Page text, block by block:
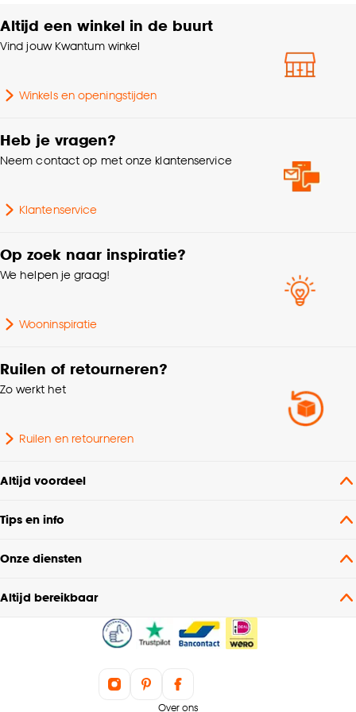
klikken.
Goed om te weten is dat je deze keuze altijd nog
cookieverklaring.
Poolhoogte
Altijd een winkel in de buurt
Vind jouw Kwantum winkel
Winkels en openingstijden
Heb je vragen?
Neem contact op met onze klantenservice
Klantenservice
Op zoek naar inspiratie?
We helpen je graag!
Wooninspiratie
Ruilen of retourneren?
Zo werkt het
Ruilen en retourneren
Altijd voordeel
Tips en info
Onze diensten
Altijd bereikbaar
Over ons